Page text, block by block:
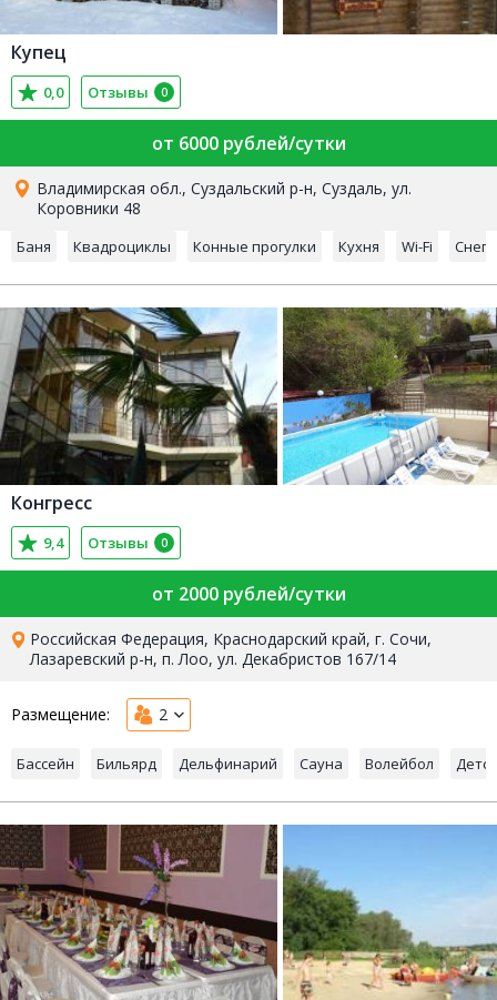
Купец
0,0 Отзывы 0
от 6000 рублей/сутки
Владимирская обл., Суздальский р-н, Суздаль, ул.
Коровники 48
Баня Квадроциклы Конные прогулки Кухня Wi-Fi
Конгресс
9,4 Отзывы 0
от 2000 рублей/сутки
Российская Федерация, Краснодарский край, г. Сочи,
Лазаревский р-н, п. Лоо, ул. Декабристов 167/14
Размещение: 2
Бассейн Бильярд Дельфинарий Сауна Волейбол